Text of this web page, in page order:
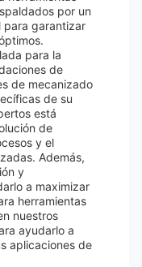
por un
para garantizar
para la
de
de mecanizado
de su
está
de
y el
Además,
y
a maximizar
herramientas
nuestros
ayudarlo a
aplicaciones de